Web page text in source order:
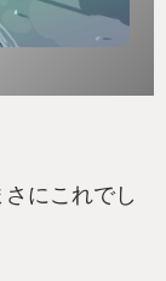
あります
あります。
がでしょう
にこれでし